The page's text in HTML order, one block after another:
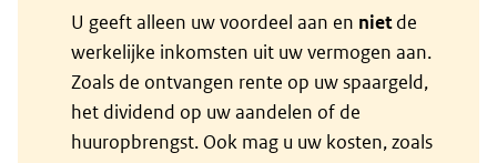
U geeft alleen uw voordeel aan en nietde
werkelijke inkomsten uit uw vermogen aan.
Zoals de ontvangen rente op uw spaargeld,
het dividend op uw aandelen of de
huuropbrengst. Ook mag u uw kosten, zoals